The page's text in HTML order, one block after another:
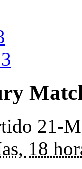
21-
18